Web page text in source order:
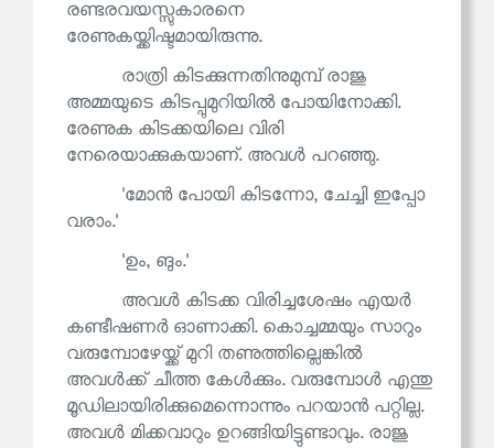
രണ്ടരവയസ്സുകാരനെ
രേണുകയ്ക്കിഷ്ടമായിരുന്നു.
രാത്രി കിടക്കുന്നതിനുമുമ്പ് രാജു
അമ്മയുടെ കിടപ്പുമുറിയിൽ പോയിനോക്കി.
രേണുക കിടക്കയിലെ വിരി
നേരെയാക്കുകയാണ്. അവൾ പറഞ്ഞു.
'മോൻ പോയി കിടന്നോ, ചേച്ചി ഇപ്പോ
വരാം.'
'ഉം, ങും.'
അവൾ കിടക്ക വിരിച്ചശേഷം എയർ
കണ്ടീഷണർ ഓണാക്കി. കൊച്ചമ്മയും സാറും
വരുമ്പോഴേയ്ക്ക് മുറി തണുത്തില്ലെങ്കിൽ
അവൾക്ക് ചീത്ത കേൾക്കും. വരുമ്പോൾ എന്തു
മൂഡിലായിരിക്കുമെന്നൊന്നും പറയാൻ പറ്റില്ല.
അവൾ മിക്കവാറും ഉറങ്ങിയിട്ടുണ്ടാവും. രാജു